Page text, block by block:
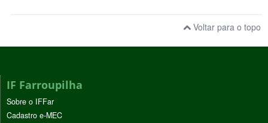
Voltar para o topo
IF Farroupilha
Sobre o IFFar
Cadastro e-MEC